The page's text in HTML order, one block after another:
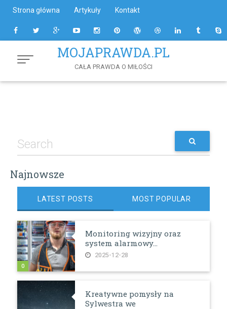
Content
Strona główna Artykuły Kontakt
MOJAPRAWDA.PL
CAŁA PRAWDA O MIŁOŚCI
Najnowsze
LATEST POSTS MOST POPULAR
Monitoring wizyjny oraz
system alarmowy...
2025-12-28
0
Kreatywne pomysły na
Sylwestra we